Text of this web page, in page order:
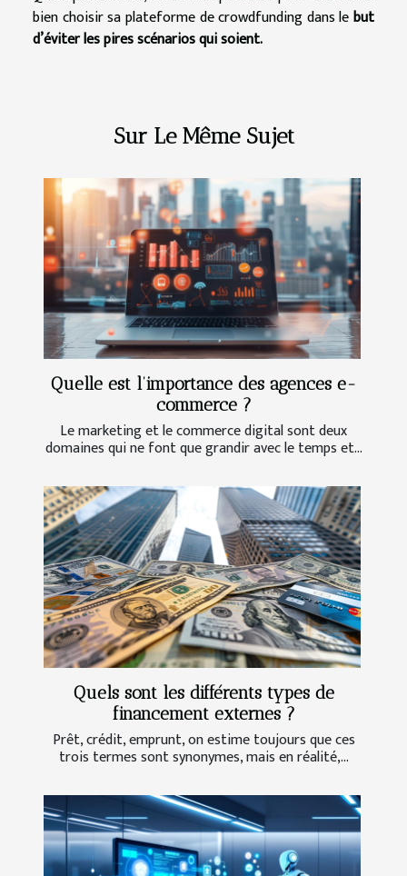
bien choisir sa plateforme de crowdfunding dans lebut
d’éviter les pires scénarios qui soient.
Sur Le Même Sujet
Quelle est l’importance des agences e-
commerce ?
Le marketing et le commerce digital sont deux
domaines qui ne font que grandir avec le temps et...
Quels sont les différents types de
financement externes ?
Prêt, crédit, emprunt, on estime toujours que ces
trois termes sont synonymes, mais en réalité,...